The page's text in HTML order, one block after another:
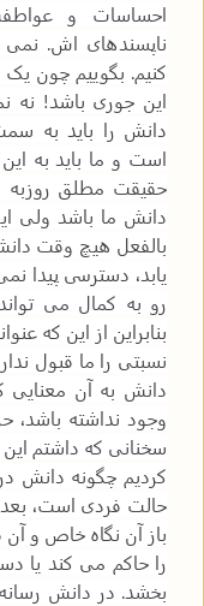
احساسات و
ناپسندهای اش. نمی
کنیم. بگوییم چون یک
این جوری باشد! نه
دانش را باید به
است و ما باید به
حقیقت مطلق روزبه
دانش ما باشد ولی
بالفعل هیچ وقت
یابد، دسترسی پیدا
رو به کمال می
بنابراین از این که
نسبتی را ما قبول
دانش به آن معنایی
وجود نداشته
سخنانی که داشتم
کردیم چگونه دانش
حالت فردی است،
باز آن نگاه خاص و
را حاکم می کند یا
بخشد. در دانش